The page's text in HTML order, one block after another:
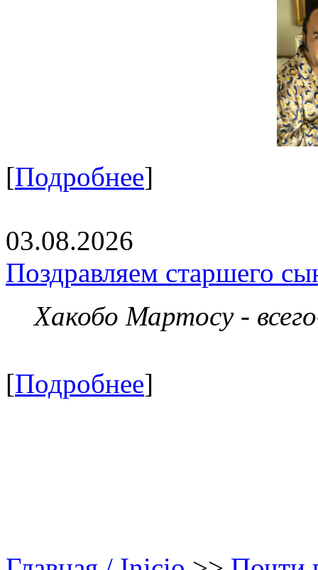
[Подробнее]
03.08.2026
Поздравляем старшего
Хакобо Мартосу -
[Подробнее]